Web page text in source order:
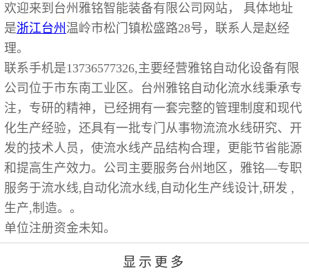
欢迎来到台州雅铭智能装备有限公司网站， 具体地址
是浙江台州 温岭市松门镇松盛路28号，联系人是赵经
理。
联系手机是13736577326,主要经营雅铭自动化设备有限
公司位于市东南工业区。台州雅铭自动化流水线秉承专
注，专研的精神，已经拥有一套完整的管理制度和现代
化生产经验，还具有一批专门从事物流流水线研究、开
发的技术人员，使流水线产品结构合理，更能节省能源
和提高生产效力。公司主要服务台州地区，雅铭—专职
服务于流水线,自动化流水线,自动化生产线设计,研发 ,
生产,制造。。
单位注册资金未知。
显示更多